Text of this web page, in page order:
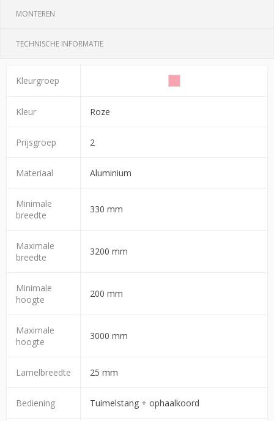
MONTEREN
TECHNISCHE INFORMATIE
Kleurgroep
Kleur Roze
Prijsgroep 2
Materiaal Aluminium
Minimale
breedte
330 mm
Maximale
breedte
3200 mm
Minimale
hoogte
200 mm
Maximale
hoogte
3000 mm
Lamelbreedte 25 mm
Bediening Tuimelstang + ophaalkoord